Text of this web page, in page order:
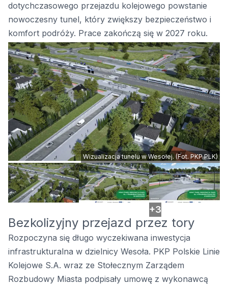
dotychczasowego przejazdu kolejowego powstanie
nowoczesny tunel, który zwiększy bezpieczeństwo i
komfort podróży. Prace zakończą się w 2027 roku.
Wizualizacja tunelu w Wesołej. (Fot. PKP PLK)
+3
Bezkolizyjny przejazd przez tory
Rozpoczyna się długo wyczekiwana inwestycja
infrastrukturalna w dzielnicy Wesoła. PKP Polskie Linie
Kolejowe S.A. wraz ze Stołecznym Zarządem
Rozbudowy Miasta podpisały umowę z wykonawcą